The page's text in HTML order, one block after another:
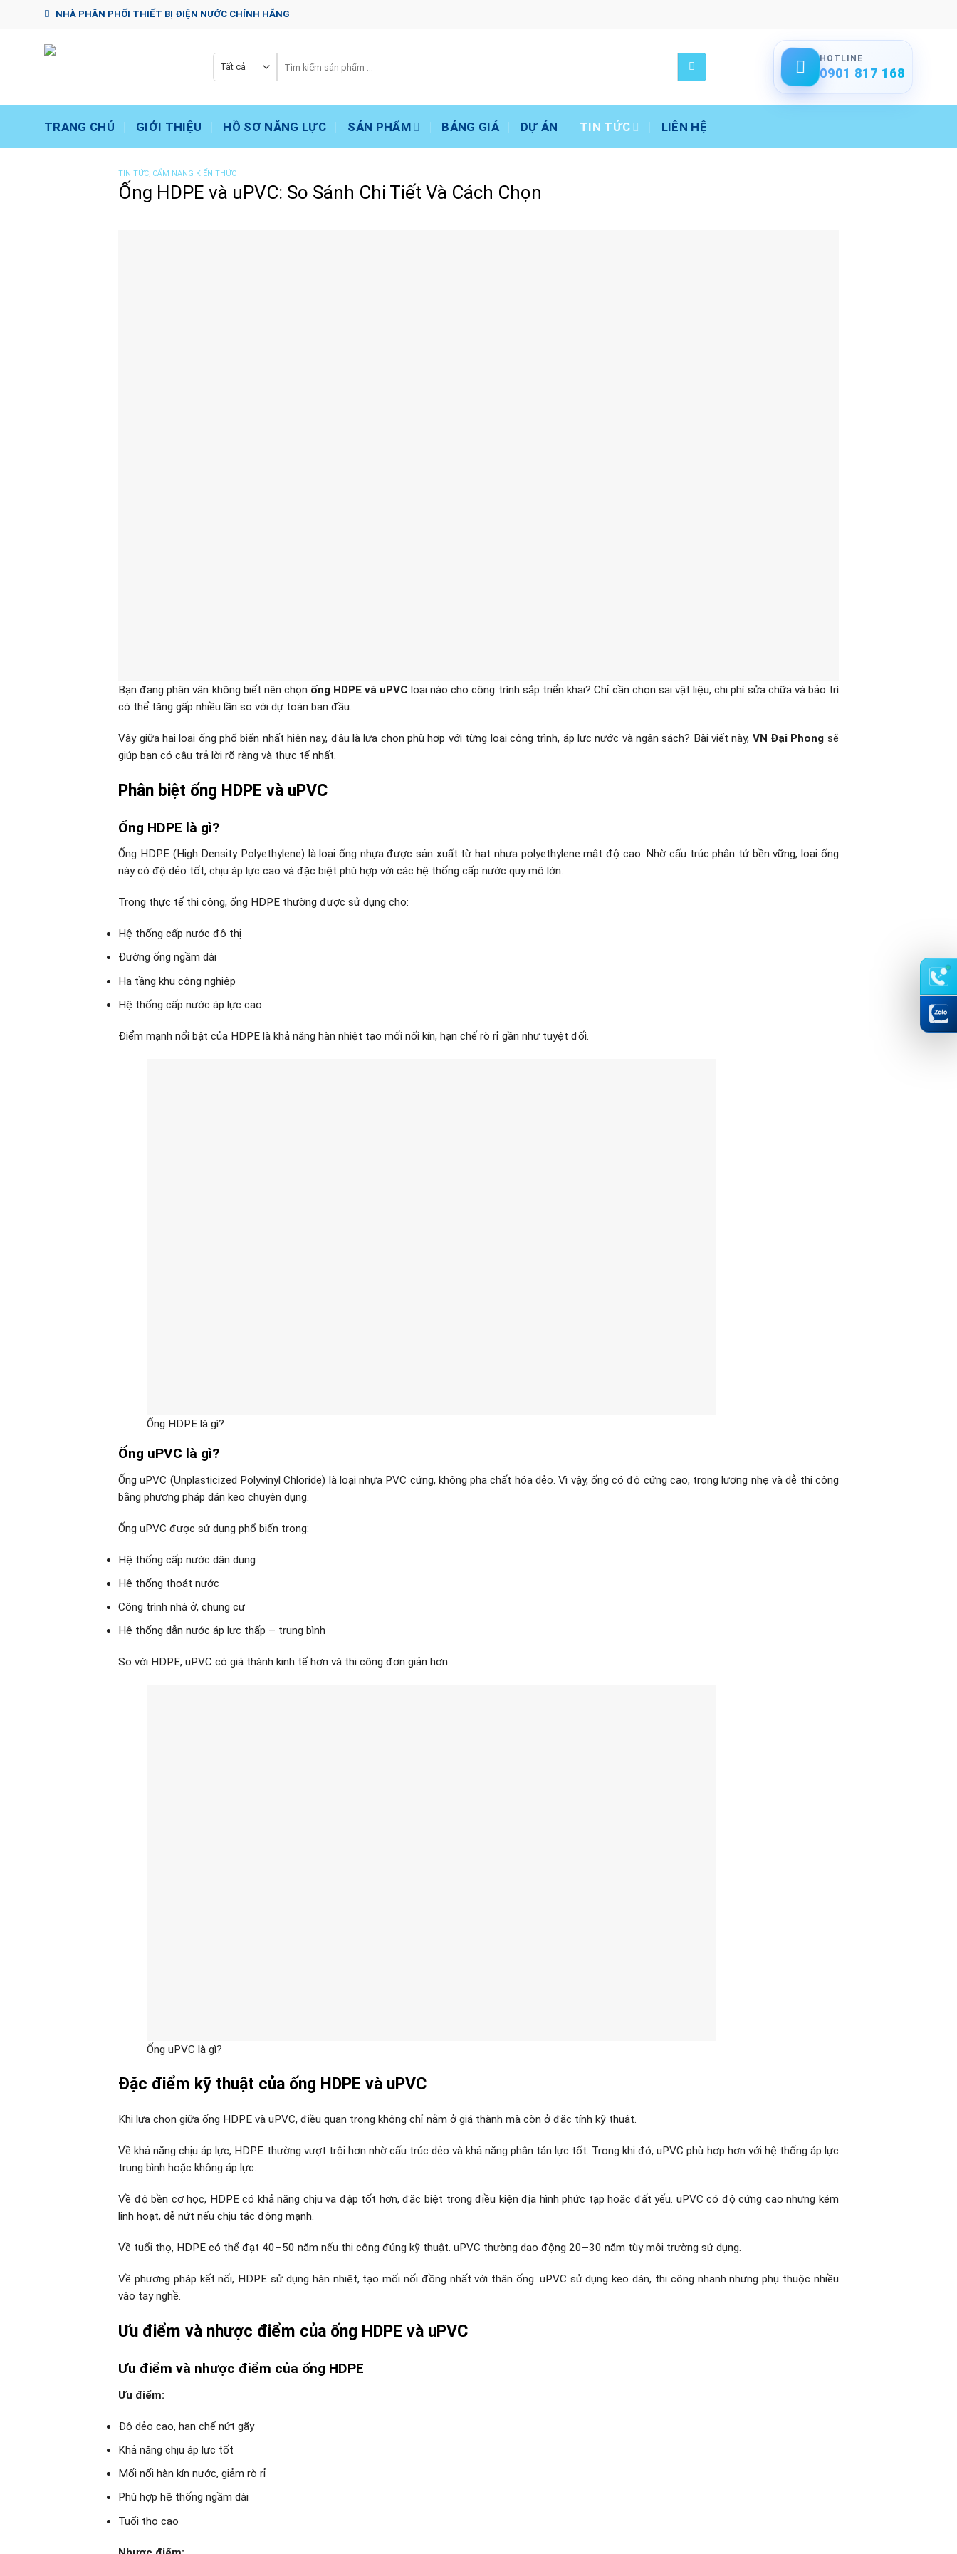
NHÀ PHÂN PHỐI THIẾT BỊ ĐIỆN NƯỚC CHÍNH HÃNG
kiếm:
HOTLINE
0901 817 168
TRANG CHỦ GIỚI THIỆU HỒ SƠ NĂNG LỰC SẢN PHẨM BẢNG GIÁ DỰ ÁN TIN TỨC LIÊN HỆ
TIN TỨC, CẨM NANG KIẾN THỨC
Ống HDPE và uPVC: So Sánh Chi Tiết Và Cách Chọn
Bạn đang phân vân không biết nên chọn ống HDPE và uPVC loại nào cho công trình sắp triển khai? Chỉ cần chọn sai vật liệu, chi phí sửa chữa và bảo trì
có thể tăng gấp nhiều lần so với dự toán ban đầu.
Vậy giữa hai loại ống phổ biến nhất hiện nay, đâu là lựa chọn phù hợp với từng loại công trình, áp lực nước và ngân sách? Bài viết này, VN Đại Phong sẽ
giúp bạn có câu trả lời rõ ràng và thực tế nhất.
Phân biệt ống HDPE và uPVC
Ống HDPE là gì?
Ống HDPE (High Density Polyethylene) là loại ống nhựa được sản xuất từ hạt nhựa polyethylene mật độ cao. Nhờ cấu trúc phân tử bền vững, loại ống
này có độ dẻo tốt, chịu áp lực cao và đặc biệt phù hợp với các hệ thống cấp nước quy mô lớn.
Trong thực tế thi công, ống HDPE thường được sử dụng cho:
Hệ thống cấp nước đô thị
Đường ống ngầm dài
Hạ tầng khu công nghiệp
Hệ thống cấp nước áp lực cao
Điểm mạnh nổi bật của HDPE là khả năng hàn nhiệt tạo mối nối kín, hạn chế rò rỉ gần như tuyệt đối.
Ống HDPE là gì?
Ống uPVC là gì?
Ống uPVC (Unplasticized Polyvinyl Chloride) là loại nhựa PVC cứng, không pha chất hóa dẻo. Vì vậy, ống có độ cứng cao, trọng lượng nhẹ và dễ thi công
bằng phương pháp dán keo chuyên dụng.
Ống uPVC được sử dụng phổ biến trong:
Hệ thống cấp nước dân dụng
Hệ thống thoát nước
Công trình nhà ở, chung cư
Hệ thống dẫn nước áp lực thấp – trung bình
So với HDPE, uPVC có giá thành kinh tế hơn và thi công đơn giản hơn.
Ống uPVC là gì?
Đặc điểm kỹ thuật của ống HDPE và uPVC
Khi lựa chọn giữa ống HDPE và uPVC, điều quan trọng không chỉ nằm ở giá thành mà còn ở đặc tính kỹ thuật.
Về khả năng chịu áp lực, HDPE thường vượt trội hơn nhờ cấu trúc dẻo và khả năng phân tán lực tốt. Trong khi đó, uPVC phù hợp hơn với hệ thống áp lực
trung bình hoặc không áp lực.
Về độ bền cơ học, HDPE có khả năng chịu va đập tốt hơn, đặc biệt trong điều kiện địa hình phức tạp hoặc đất yếu. uPVC có độ cứng cao nhưng kém
linh hoạt, dễ nứt nếu chịu tác động mạnh.
Về tuổi thọ, HDPE có thể đạt 40–50 năm nếu thi công đúng kỹ thuật. uPVC thường dao động 20–30 năm tùy môi trường sử dụng.
Về phương pháp kết nối, HDPE sử dụng hàn nhiệt, tạo mối nối đồng nhất với thân ống. uPVC sử dụng keo dán, thi công nhanh nhưng phụ thuộc nhiều
vào tay nghề.
Ưu điểm và nhược điểm của ống HDPE và uPVC
Ưu điểm và nhược điểm của ống HDPE
Ưu điểm:
Độ dẻo cao, hạn chế nứt gãy
Khả năng chịu áp lực tốt
Mối nối hàn kín nước, giảm rò rỉ
Phù hợp hệ thống ngầm dài
Tuổi thọ cao